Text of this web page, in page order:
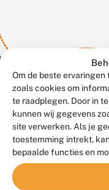
Om de beste
zoals cookies om
te raadplegen. Door in
kunnen wij gegevens
site verwerken. Als je
toestemming intrekt,
bepaalde functies en
Contact
Veelgestelde
Meld
©
Duurzaam